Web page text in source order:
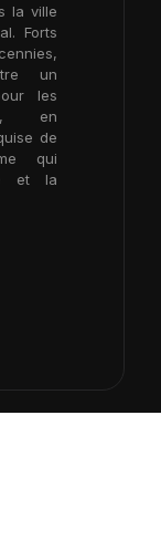
la ville
Forts
un
les
en
de
qui
et la